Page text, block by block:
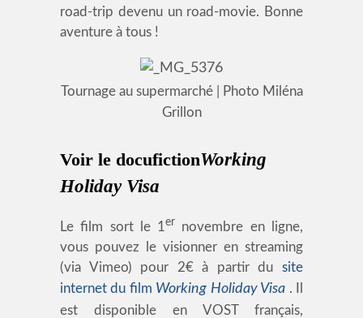
road-trip devenu un road-movie. Bonne
aventure à tous !
Tournage au supermarché | Photo Miléna
Grillon
Voir le docufictionWorking
Holiday Visa
Le film sort le 1er
novembre en ligne,
vous pouvez le visionner en streaming
(via Vimeo) pour 2€ à partir du site
internet du film Working Holiday Visa . Il
est disponible en VOST français,